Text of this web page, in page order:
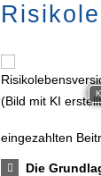
eingezahlten
Die